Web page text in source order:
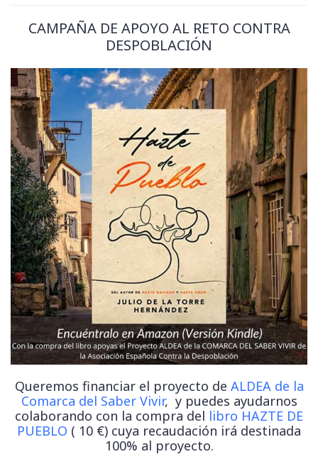
CAMPAÑA DE APOYO AL RETO CONTRA
DESPOBLACIÓN
Queremos financiar el proyecto de ALDEA de la
Comarca del Saber Vivir, y puedes ayudarnos
colaborando con la compra del libro HAZTE DE
PUEBLO ( 10 €) cuya recaudación irá destinada
100% al proyecto.